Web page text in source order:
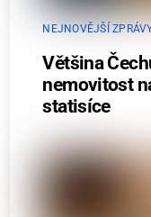
NEJNOVĚJŠÍ
Většina
nemovitost
statisíce